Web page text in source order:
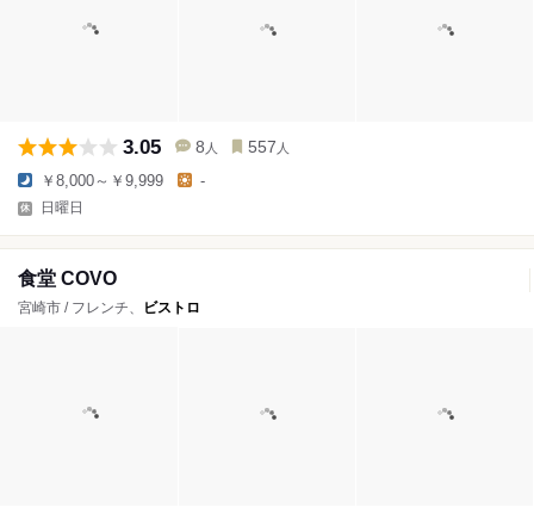
3.05 8 人 557 人
￥8,000～￥9,999 -
日曜日
食堂 COVO
宮崎市 / フレンチ、 ビストロ